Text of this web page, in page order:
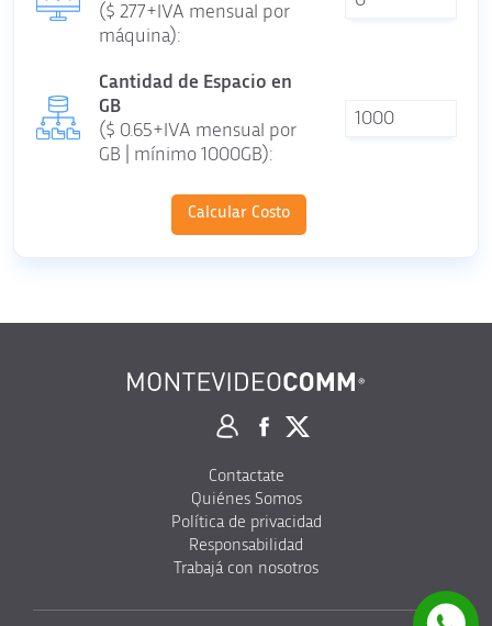
($ 277+IVA mensual por
máquina):
Cantidad de Espacio en
GB
($ 0.65+IVA mensual por
GB | mínimo 1000GB):
Calcular Costo
Contactate
Quiénes Somos
Política de privacidad
Responsabilidad
Trabajá con nosotros